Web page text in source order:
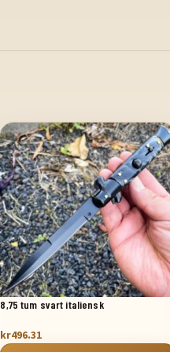
8,75 tum svart italiensk
pärlemor
kr496.31